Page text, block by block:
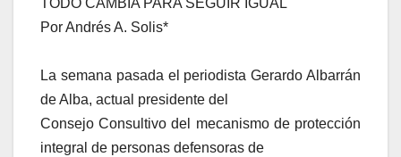
TODO CAMBIA PARA SEGUIR IGUAL
Por Andrés A. Solis*
La semana pasada el periodista Gerardo Albarrán
de Alba, actual presidente del
Consejo Consultivo del mecanismo de protección
integral de personas defensoras de